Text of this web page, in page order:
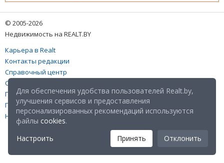
© 2005-2026
Недвижимость на REALT.BY
Карьера в Realt
Контакты редакции
Справочный центр
Служба поддержки
Прейскурант
Правовые документы
Настройка файлов cookies
Для обеспечения удобства пользователей Realt.by,
улучшения сервисов и предоставления
персонализированных рекомендаций используются
файлы cookies.
Настроить
Принять Отклонить